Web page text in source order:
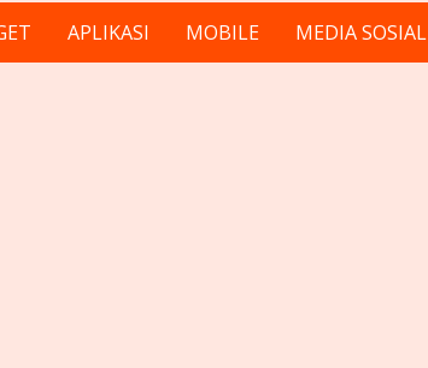
APLIKASI MOBILE MEDIA SOSIAL